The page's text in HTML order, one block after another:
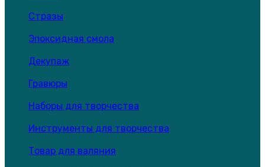
Стразы
Эпоксидная смола
Декупаж
Гравюры
Наборы для творчества
Инструменты для творчества
Товар для валяния